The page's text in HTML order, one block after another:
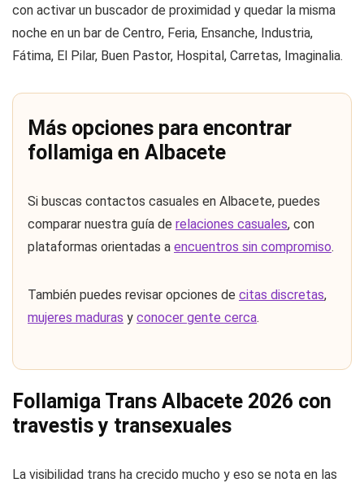
con activar un buscador de proximidad y quedar la misma
noche en un bar de Centro, Feria, Ensanche, Industria,
Fátima, El Pilar, Buen Pastor, Hospital, Carretas, Imaginalia.
Más opciones para encontrar
follamiga en Albacete
Si buscas contactos casuales en Albacete, puedes
comparar nuestra guía de relaciones casuales, con
plataformas orientadas a encuentros sin compromiso.
También puedes revisar opciones de citas discretas,
mujeres maduras y conocer gente cerca.
Follamiga Trans Albacete 2026 con
travestis y transexuales
La visibilidad trans ha crecido mucho y eso se nota en las